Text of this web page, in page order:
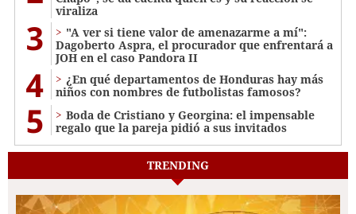
viraliza
3
"A ver si tiene valor de amenazarme a mí":
Dagoberto Aspra, el procurador que enfrentará a
JOH en el caso Pandora II
4
¿En qué departamentos de Honduras hay más
niños con nombres de futbolistas famosos?
5
Boda de Cristiano y Georgina: el impensable
regalo que la pareja pidió a sus invitados
TRENDING